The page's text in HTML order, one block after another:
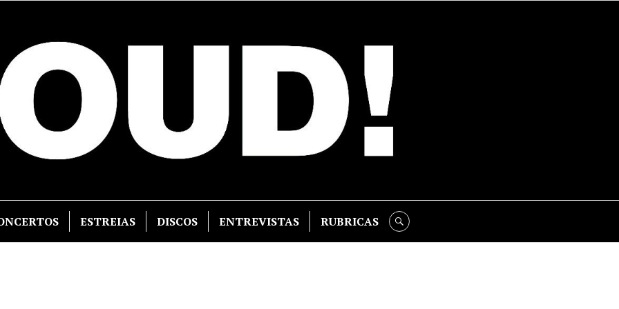
ESTREIAS DISCOS ENTREVISTAS RUBRICAS SEARCH